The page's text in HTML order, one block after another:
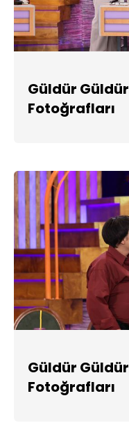
Güldür
Fotoğrafları
Güldür
Fotoğrafları